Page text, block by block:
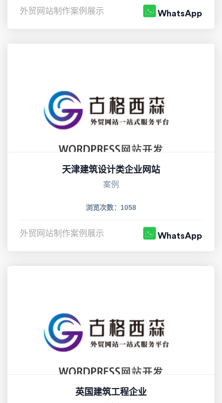
外贸网站制作案例展示 WhatsApp
天津建筑设计类企业网站
案例
浏览次数：1058
外贸网站制作案例展示 WhatsApp
英国建筑工程企业